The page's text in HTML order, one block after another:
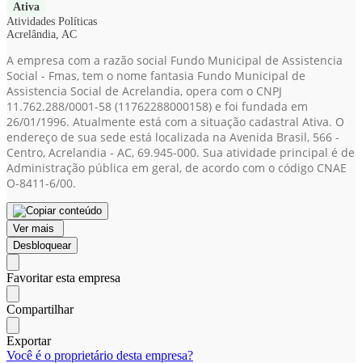
Ativa
Atividades Políticas
Acrelândia, AC
A empresa com a razão social Fundo Municipal de Assistencia
Social - Fmas, tem o nome fantasia Fundo Municipal de
Assistencia Social de Acrelandia, opera com o CNPJ
11.762.288/0001-58 (11762288000158) e foi fundada em
26/01/1996. Atualmente está com a situação cadastral Ativa. O
endereço de sua sede está localizada na Avenida Brasil, 566 -
Centro, Acrelandia - AC, 69.945-000. Sua atividade principal é de
Administração pública em geral, de acordo com o código CNAE
O-8411-6/00.
Ver mais
Desbloquear
Favoritar esta empresa
Compartilhar
Exportar
Você é o proprietário desta empresa?